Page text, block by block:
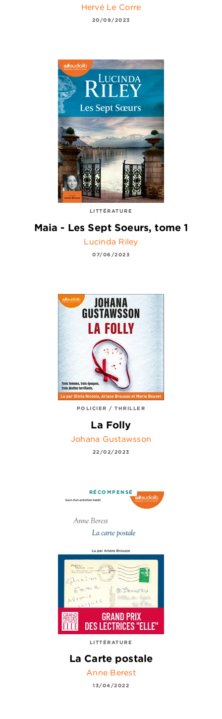
Hervé Le Corre
20/09/2023
LITTÉRATURE
Maia - Les Sept Soeurs, tome 1
Lucinda Riley
07/06/2023
POLICIER / THRILLER
La Folly
Johana Gustawsson
22/02/2023
RÉCOMPENSÉ
LITTÉRATURE
La Carte postale
Anne Berest
13/04/2022